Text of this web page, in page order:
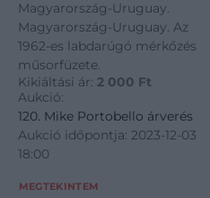
Magyarország-Uruguay.
Magyarország-Uruguay. Az
1962-es labdarúgó mérkőzés
műsorfüzete.
Kikiáltási ár: 2 000 Ft
Aukció:
120. Mike Portobello árverés
Aukció időpontja: 2023-12-03
18:00
MEGTEKINTEM